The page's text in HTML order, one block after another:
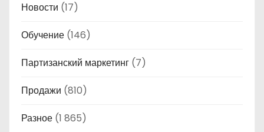
Новости (17)
Обучение (146)
Партизанский маркетинг (7)
Продажи (810)
Разное (1 865)